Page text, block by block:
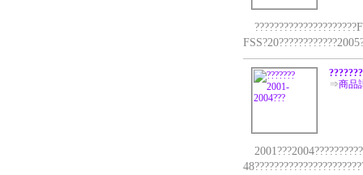
⇒商品